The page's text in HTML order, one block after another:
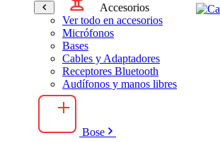
Accesorios
Ver todo en accesorios
Micrófonos
Bases
Cables y Adaptadores
Receptores Bluetooth
Audífonos y manos libres
Bose